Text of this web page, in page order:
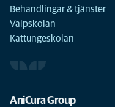
Behandlingar & tjänster
Valpskolan
Kattungeskolan
AniCura Group